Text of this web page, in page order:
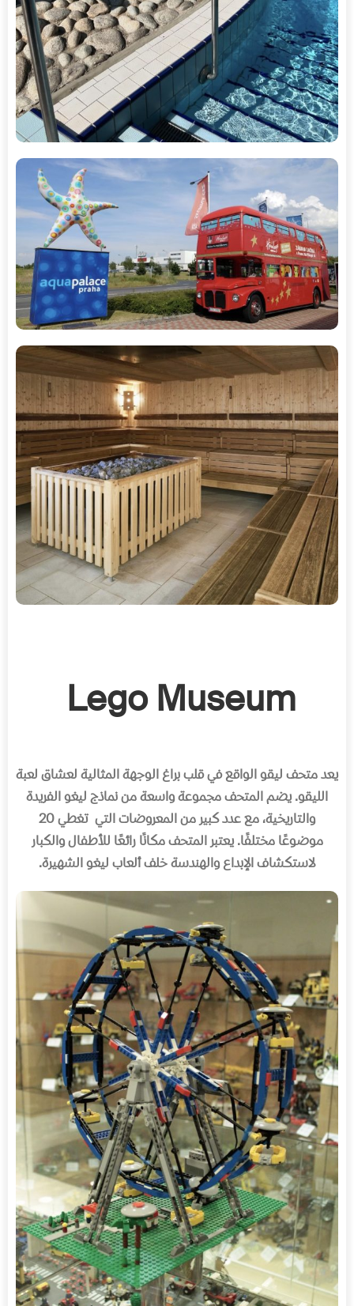
Lego Museum
يعد متحف ليقو الواقع في قلب براغ الوجهة المثالية لعشاق لعبة
الليقو.يضم المتحف مجموعة واسعة من نماذج ليغو الفريدة
والتاريخية، مع عدد كبير من المعروضات التي تغطي
موضوعًا مختلفًا.يعتبر المتحف مكانًا رائعًا للأطفال والكبار
لاستكشاف الإبداع والهندسة خلف ألعاب ليغو الشهيرة.